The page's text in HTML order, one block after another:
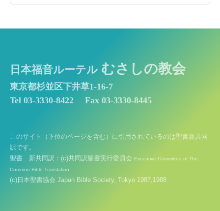
日本福音ルーテル むさしの教会
東京都杉並区下井草1-16-7
Tel 03-3330-8422
Fax 03-3330-8445
このサイト（下位のページを含む）に引用されているのは聖書新共同
訳です。
聖書 新共同訳：(c)共同訳聖書実行委員会 Executive Committee of The
Common Bible Translation
(c)日本聖書協会 Japan Bible Society, Tokyo 1987,1988